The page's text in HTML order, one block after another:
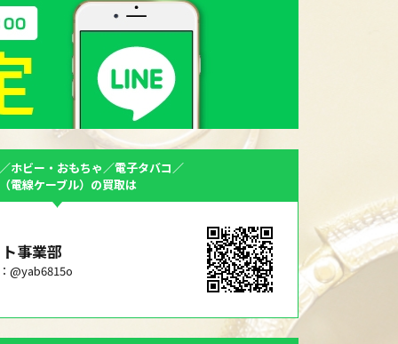
ホビー・おもちゃ／電子タバコ／
電線ケーブル）の買取は
事業部
@yab6815o